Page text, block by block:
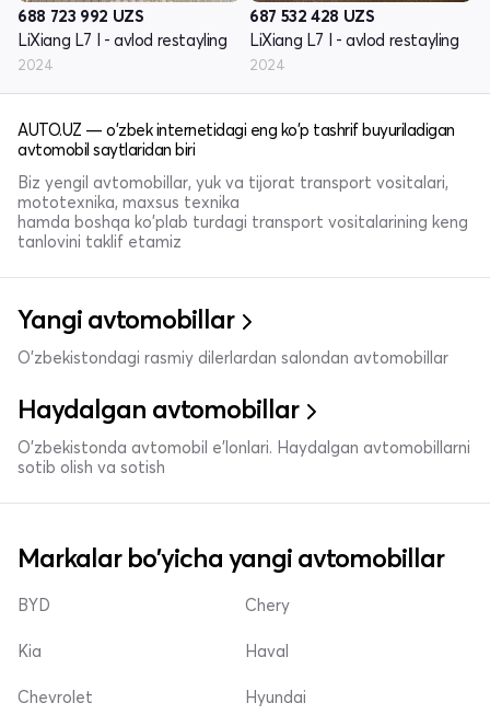
688 723 992 UZS
LiXiang L7 I - avlod restayling
2024
687 532 428 UZS
LiXiang L7 I - avlod restayling
2024
AUTO.UZ — o'zbek internetidagi eng ko'p tashrif buyuriladigan
avtomobil saytlaridan biri
Biz yengil avtomobillar, yuk va tijorat transport vositalari,
mototexnika, maxsus texnika
hamda boshqa ko'plab turdagi transport vositalarining keng
tanlovini taklif etamiz
Yangi avtomobillar
O'zbekistondagi rasmiy dilerlardan salondan avtomobillar
Haydalgan avtomobillar
O'zbekistonda avtomobil e’lonlari. Haydalgan avtomobillarni
sotib olish va sotish
Markalar bo'yicha yangi avtomobillar
BYD
Kia
Chevrolet
Chery
Haval
Hyundai